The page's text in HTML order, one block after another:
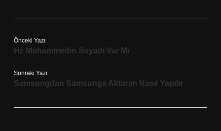
Önceki Yazı
Hz Muhammedin Soyadı Var Mı
Sonraki Yazı
Samsungdan Samsunga Aktarım Nasıl Yapılır